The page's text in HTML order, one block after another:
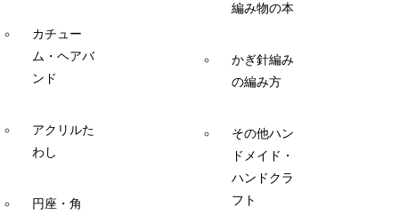
カチュー
ム・ヘアバ
ンド
アクリルた
わし
円座・角
編み物の本
かぎ針編み
の編み方
その他ハン
ドメイド・
ハンドクラ
フト